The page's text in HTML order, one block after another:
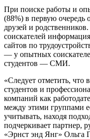
При поиске работы и
(88%) в первую
друзей и
соискателей
сайтов по
— у опытных
студентов — СМИ.
«Следует отметить, что
студентов и
компаний как
между этими группами
учитывать, находя
подчеркивает партнер,
«Эрнст энд Янг» Ольга